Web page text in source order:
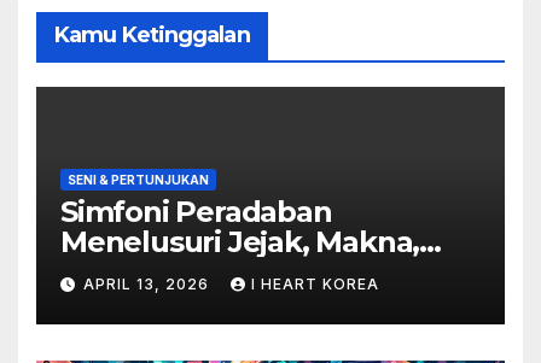
Kamu Ketinggalan
SENI & PERTUNJUKAN
Simfoni Peradaban
Menelusuri Jejak, Makna,
dan Masa Depan Seni
Pertunjukan
APRIL 13, 2026 I HEART KOREA